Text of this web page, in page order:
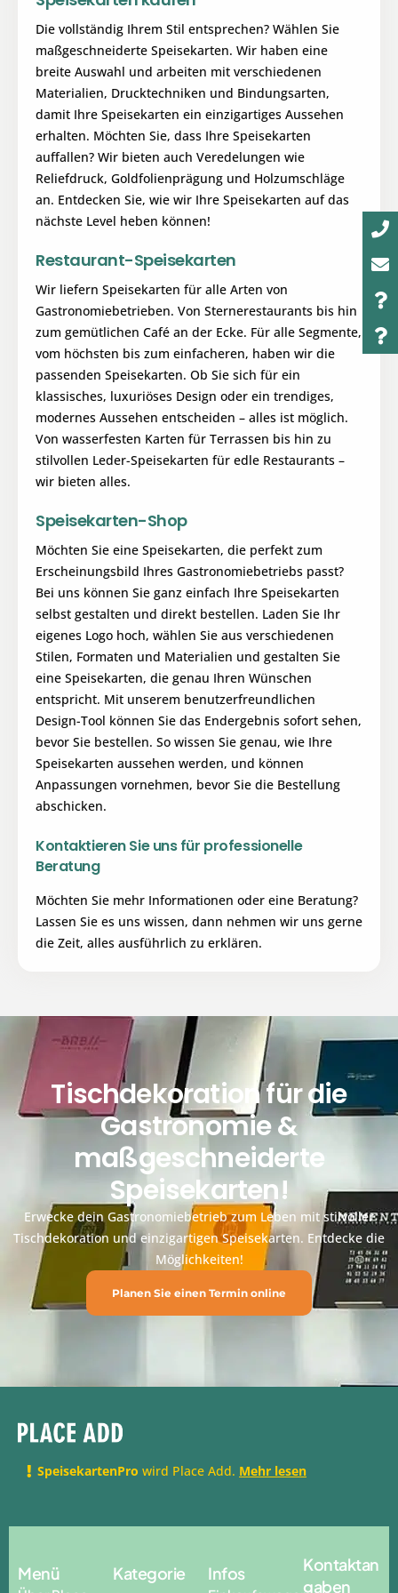
Die vollständig Ihrem Stil entsprechen? Wählen Sie
maßgeschneiderte Speisekarten. Wir haben eine
breite Auswahl und arbeiten mit verschiedenen
Materialien, Drucktechniken und Bindungsarten,
damit Ihre Speisekarten ein einzigartiges Aussehen
erhalten. Möchten Sie, dass Ihre Speisekarten
auffallen? Wir bieten auch Veredelungen wie
Reliefdruck, Goldfolienprägung und Holzumschläge
an. Entdecken Sie, wie wir Ihre Speisekarten auf das
nächste Level heben können!
Restaurant-Speisekarten
Wir liefern Speisekarten für alle Arten von
Gastronomiebetrieben. Von Sternerestaurants bis hin
zum gemütlichen Café an der Ecke. Für alle Segmente,
vom höchsten bis zum einfacheren, haben wir die
passenden Speisekarten. Ob Sie sich für ein
klassisches, luxuriöses Design oder ein trendiges,
modernes Aussehen entscheiden – alles ist möglich.
Von wasserfesten Karten für Terrassen bis hin zu
stilvollen Leder-Speisekarten für edle Restaurants –
wir bieten alles.
Speisekarten-Shop
Möchten Sie eine Speisekarten, die perfekt zum
Erscheinungsbild Ihres Gastronomiebetriebs passt?
Bei uns können Sie ganz einfach Ihre Speisekarten
selbst gestalten und direkt bestellen. Laden Sie Ihr
eigenes Logo hoch, wählen Sie aus verschiedenen
Stilen, Formaten und Materialien und gestalten Sie
eine Speisekarten, die genau Ihren Wünschen
entspricht. Mit unserem benutzerfreundlichen
Design-Tool können Sie das Endergebnis sofort sehen,
bevor Sie bestellen. So wissen Sie genau, wie Ihre
Speisekarten aussehen werden, und können
Anpassungen vornehmen, bevor Sie die Bestellung
abschicken.
Kontaktieren Sie uns für professionelle
Beratung
Möchten Sie mehr Informationen oder eine Beratung?
Lassen Sie es uns wissen, dann nehmen wir uns gerne
die Zeit, alles ausführlich zu erklären.
Tischdekoration für die
Gastronomie &
maßgeschneiderte
Speisekarten!
Erwecke dein Gastronomiebetrieb zum Leben mit stilvoller
Tischdekoration und einzigartigen Speisekarten. Entdecke die
Möglichkeiten!
Planen Sie einen Termin online
SpeisekartenPro wird Place Add. Mehr lesen
Menü
Kategorie
Infos
Kontaktan
gaben